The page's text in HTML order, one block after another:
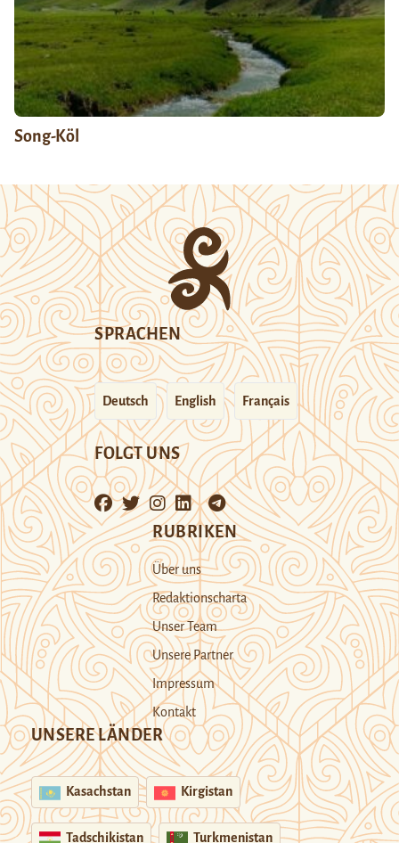
Song-Köl
SPRACHEN
Deutsch English Français
FOLGT UNS
RUBRIKEN
Über uns
Redaktionscharta
Unser Team
Unsere Partner
Impressum
Kontakt
UNSERE LÄNDER
Kasachstan Kirgistan
Tadschikistan Turkmenistan